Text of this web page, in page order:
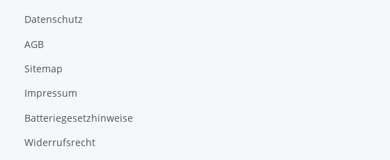
Datenschutz
AGB
Sitemap
Impressum
Batteriegesetzhinweise
Widerrufsrecht